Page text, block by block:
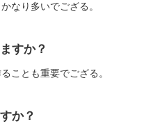
なり多いでござる。
すか？
ことも重要でござる。
か？